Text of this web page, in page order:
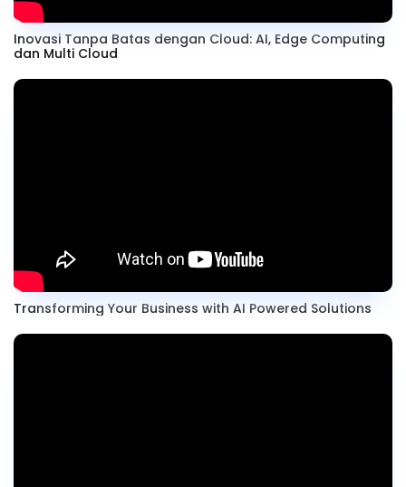
Inovasi Tanpa Batas dengan Cloud: AI, Edge Computing
dan Multi Cloud
Transforming Your Business with AI Powered Solutions